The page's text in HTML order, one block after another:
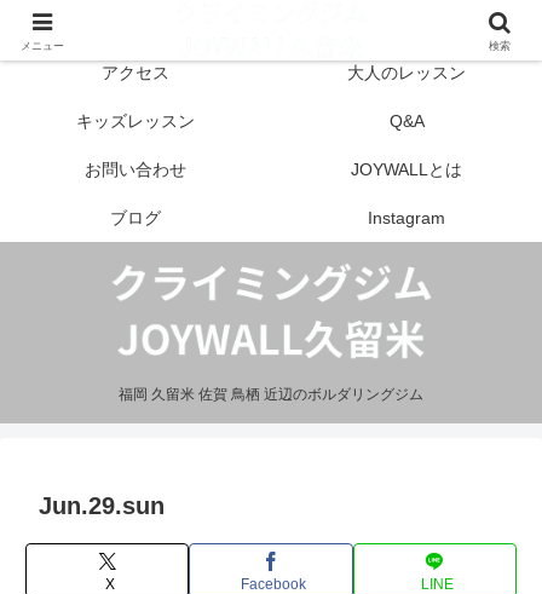
福岡 久留米 佐賀 鳥栖 近辺のボルダリングジム
アクセス 大人のレッスン
キッズレッスン Q&A
お問い合わせ JOYWALLとは
ブログ Instagram
Jun.29.sun
X Facebook LINE
メニュー 検索